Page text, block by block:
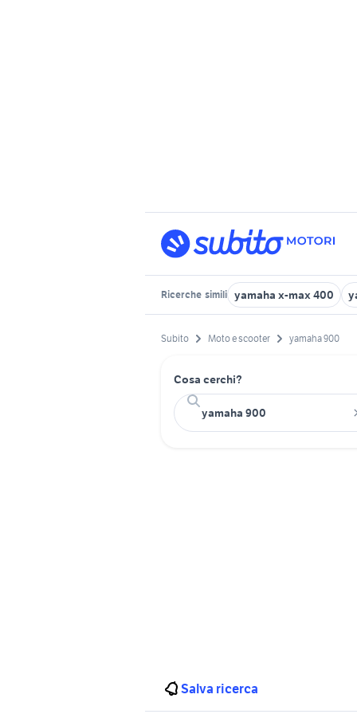
Ricerche simili yamaha x-max 400
Subito Moto e scooter yamaha 900
Cosa cerchi?
Salva ricerca